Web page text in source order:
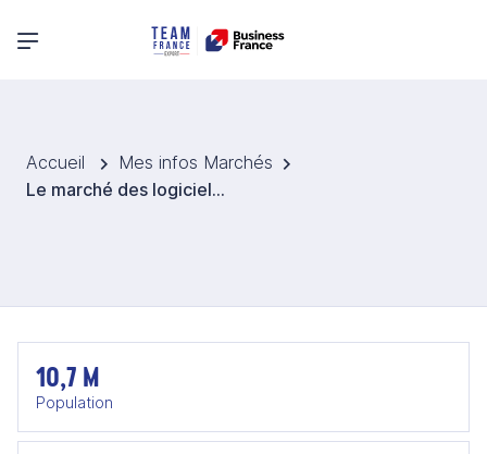
Menu principal
Accueil
Mes infos Marchés
Le marché des logiciels, quantique, IA et cloud aux Émirats arabes unis
10,7 M
Population